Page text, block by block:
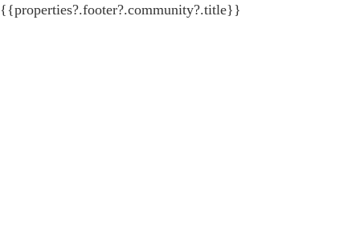
{{properties?.footer?.community?.title}}